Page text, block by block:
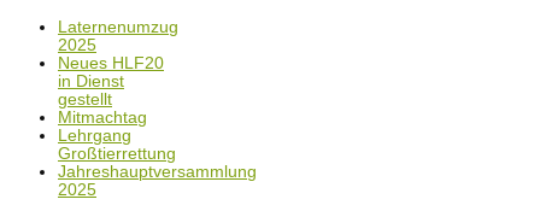
Laternenumzug
2025
Neues HLF20
in Dienst
gestellt
Mitmachtag
Lehrgang
Großtierrettung
Jahreshauptversammlung
2025